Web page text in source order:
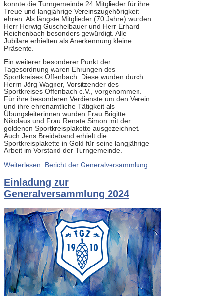
konnte die Turngemeinde 24 Mitglieder für ihre
Treue und langjährige Vereinszugehörigkeit
ehren. Als längste Mitglieder (70 Jahre) wurden
Herr Herwig Guschelbauer und Herr Erhard
Reichenbach besonders gewürdigt. Alle
Jubilare erhielten als Anerkennung kleine
Präsente.
Ein weiterer besonderer Punkt der
Tagesordnung waren Ehrungen des
Sportkreises Offenbach. Diese wurden durch
Herrn Jörg Wagner, Vorsitzender des
Sportkreises Offenbach e.V., vorgenommen.
Für ihre besonderen Verdienste um den Verein
und ihre ehrenamtliche Tätigkeit als
Übungsleiterinnen wurden Frau Brigitte
Nikolaus und Frau Renate Simon mit der
goldenen Sportkreisplakette ausgezeichnet.
Auch Jens Breideband erhielt die
Sportkreisplakette in Gold für seine langjährige
Arbeit im Vorstand der Turngemeinde.
Weiterlesen: Bericht der Generalversammlung
Einladung zur
Generalversammlung 2024